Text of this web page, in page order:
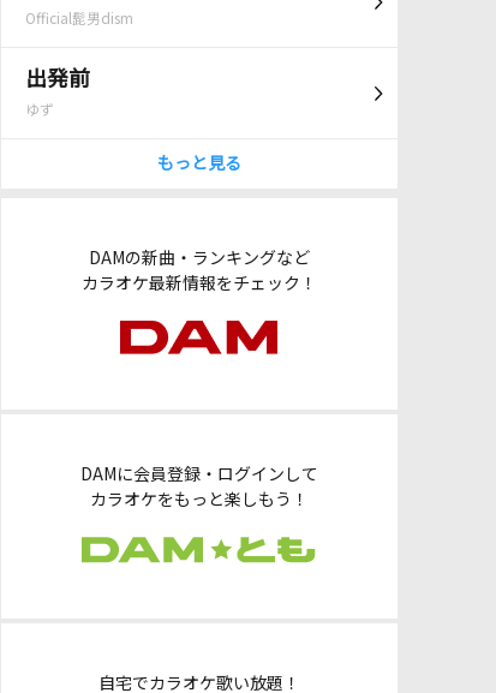
Official髭男dism
出発前
ゆず
もっと見る
DAMの新曲・ランキングなど
カラオケ最新情報をチェック！
DAMに会員登録・ログインして
カラオケをもっと楽しもう！
自宅でカラオケ歌い放題！